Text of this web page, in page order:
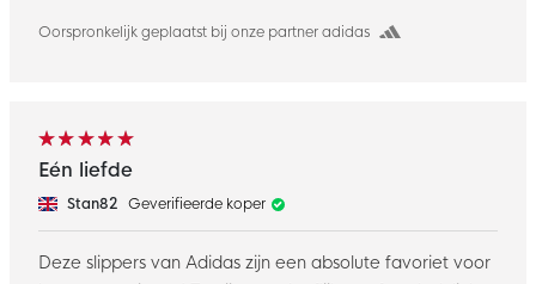
Oorspronkelijk geplaatst bij onze partner adidas
Eén liefde
Stan82 Geverifieerde koper
Deze slippers van Adidas zijn een absolute favoriet voor